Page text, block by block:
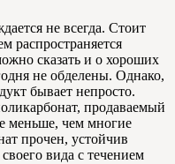
не всегда. Стоит
распространяется
сказать и о хороших
не обделены. Однако,
бывает непросто.
продаваемый
меньше, чем многие
прочен, устойчив
вида с течением